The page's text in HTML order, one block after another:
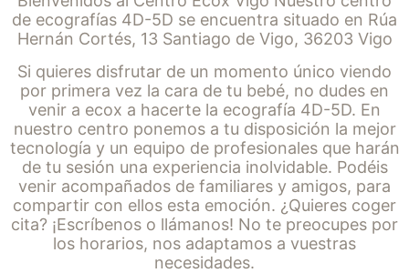
de ecografías 4D-5D se encuentra situado en Rúa
Hernán Cortés, 13 Santiago de Vigo, 36203 Vigo
Si quieres disfrutar de un momento único viendo
por primera vez la cara de tu bebé, no dudes en
venir a ecox a hacerte la ecografía 4D-5D. En
nuestro centro ponemos a tu disposición la mejor
tecnología y un equipo de profesionales que harán
de tu sesión una experiencia inolvidable. Podéis
venir acompañados de familiares y amigos, para
compartir con ellos esta emoción. ¿Quieres coger
cita? ¡Escríbenos o llámanos! No te preocupes por
los horarios, nos adaptamos a vuestras
necesidades.